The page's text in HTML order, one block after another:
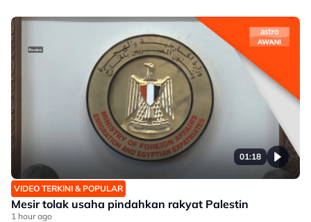
01:18
VIDEO TERKINI & POPULAR
Mesir tolak usaha pindahkan rakyat Palestin
1 hour ago